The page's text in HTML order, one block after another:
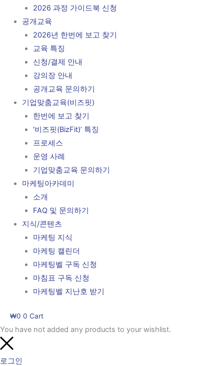
2026 과정 가이드북 신청
공개교육
2026년 한번에 보고 찾기
교육 특징
신청/결제 안내
강의장 안내
공개교육 문의하기
기업맞춤교육(비즈핏)
한번에 보고 찾기
‘비즈핏(BizFit)’ 특징
프로세스
운영 사례
기업맞춤교육 문의하기
마케팅아카데미
소개
FAQ 및 문의하기
지식/콘텐츠
마케팅 지식
마케팅 캘린더
마케팅벨 구독 신청
마침표 구독 신청
마케팅벨 지난호 받기
₩0 0 Cart
You have not added any products to your wishlist.
로그인